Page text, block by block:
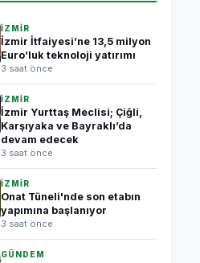
İZMİR
İzmir İtfaiyesi’ne 13,5 milyon
Euro’luk teknoloji yatırımı
3 saat önce
İZMİR
İzmir Yurttaş Meclisi; Çiğli,
Karşıyaka ve Bayraklı’da
devam edecek
3 saat önce
İZMİR
Onat Tüneli'nde son etabın
yapımına başlanıyor
3 saat önce
GÜNDEM